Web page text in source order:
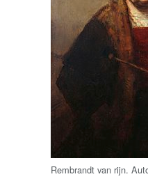
Rembrandt van rijn.